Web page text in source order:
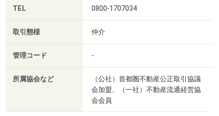
TEL 0800-1707034
取引態様 仲介
管理コード -
所属協会など
（公社）首都圏不動産公正取引協議
会加盟、（一社）不動産流通経営協
会会員